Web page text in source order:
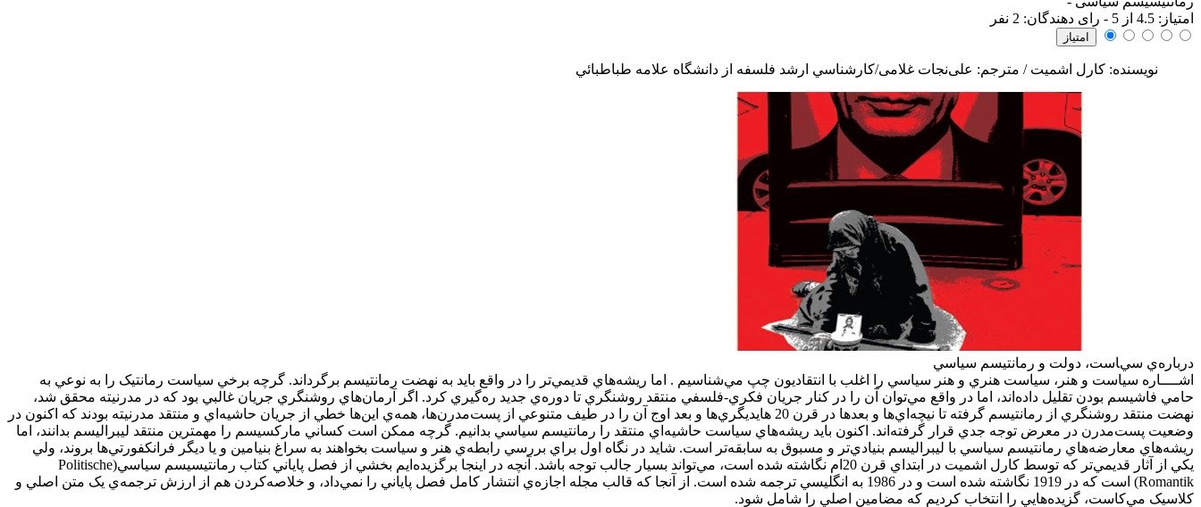
امتياز: 4.5 از 5 - رای دهندگان: 2 نفر
نویسنده: کارل اشمیت / مترجم: علی‌نجات غلامی/کارشناسي ارشد فلسفه از دانشگاه علامه طباطبائي
درباره‌ي سياست، دولت و رمانتيسم سياسي
اشــــاره سياست و هنر، سياست هنري و هنر سياسي را اغلب با انتقاديون چپ مي‌شناسيم . اما ريشه‌هاي قديمي‌تر را در واقع بايد به نهضت رمانتيسم برگرداند. گرچه برخي سياست رمانتيک را به نوعي به
حامي فاشيسم بودن تقليل داده‌اند، اما در واقع مي‌توان آن را در کنار جريان فکري-فلسفي منتقد روشنگري تا دوره‌ي جديد ره‌گيري کرد. اگر آرمان‌هاي روشنگري جريان غالبي بود که در مدرنيته محقق شد،
نهضت منتقد روشنگري از رمانتيسم گرفته تا نيچه‌اي‌ها و بعدها در قرن 20 هايديگري‌ها و بعد اوج آن را در طيف متنوعي از پست‌مدرن‌ها، همه‌ي اين‌ها خطي از جريان حاشيه‌اي و منتقد مدرنيته بودند که اکنون در
وضعيت پست‌مدرن در معرض توجه جدي قرار گرفته‌اند. اکنون بايد ريشه‌هاي سياست حاشيه‌اي منتقد را رمانتيسم سياسي بدانيم. گرچه ممکن است کساني مارکسيسم را مهمترين منتقد ليبراليسم بدانند، اما
ريشه‌هاي معارضه‌هاي رمانتيسم سياسي با ليبراليسم بنيادي‌تر و مسبوق به سابقه‌تر است. شايد در نگاه اول براي بررسي رابطه‌ي هنر و سياست بخواهند به سراغ بنيامين و يا ديگر فرانکفورتي‌ها بروند، ولي
يکي از آثار قديمي‌تر که توسط کارل اشميت در ابتداي قرن 20‌ام نگاشته شده است، مي‌تواند بسيار جالب توجه باشد. آنچه در اينجا برگزيده‌ايم بخشي از فصل پاياني کتاب رمانتيسيسم سياسي(Politische
Romantik) است که در 1919 نگاشته شده است و در 1986 به انگليسي ترجمه شده است. از آنجا که قالب مجله اجازه‌ي انتشار کامل فصل پاياني را نمي‌داد، و خلاصه‌کردن هم از ارزش ترجمه‌ي يک متن اصلي و
کلاسيک مي‌کاست، گزيده‌هايي را انتخاب کرديم که مضامين اصلي را شامل شود.